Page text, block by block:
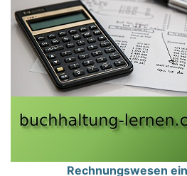
Rechnungswesen